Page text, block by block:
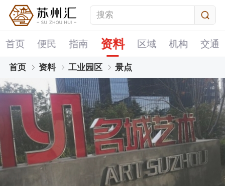
首页 便民 指南 资料 区域 机构 交通
首页 资料 工业园区 景点